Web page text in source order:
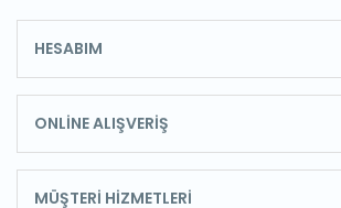
HESABIM
ONLİNE ALIŞVERİŞ
MÜŞTERİ HİZMETLERİ